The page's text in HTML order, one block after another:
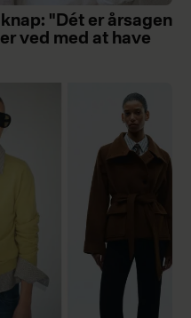
"Dét er årsagen
ved med at have